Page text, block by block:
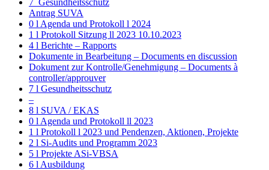
Antrag SUVA
0 l Agenda und Protokoll l 2024
1 l Protokoll Sitzung ll 2023 10.10.2023
4 l Berichte – Rapports
Dokumente in Bearbeitung – Documents en discussion
Dokument zur Kontrolle/Genehmigung – Documents à
controller/approuver
7 l Gesundheitsschutz
–
8 l SUVA / EKAS
0 l Agenda und Protokoll ll 2023
1 l Protokoll l 2023 und Pendenzen, Aktionen, Projekte
2 l Si-Audits und Programm 2023
5 l Projekte ASi-VBSA
6 l Ausbildung